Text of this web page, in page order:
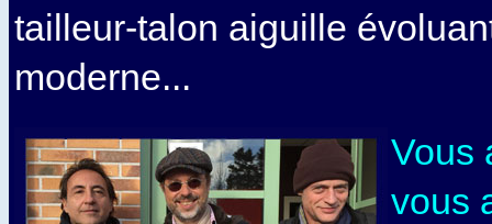
tailleur-talon aiguille
moderne...
Vous
vous